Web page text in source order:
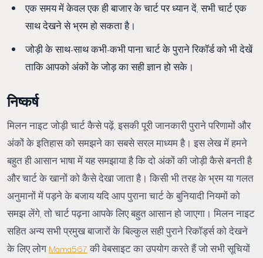
एक समय में केवल एक ही बाजार के चार्ट पर ध्यान दें, सभी चार्ट एक
साथ देखने से भ्रम हो सकता है।
जोड़ी के साथ-साथ कभी-कभी पाना चार्ट के पुराने रिकॉर्ड को भी देखें
ताकि आपको अंकों के जोड़ का सही ज्ञान हो सके।
निष्कर्ष
मिलन नाइट जोड़ी चार्ट कैसे पढ़ें, इसकी पूरी जानकारी पुराने परिणामों और
अंकों के इतिहास को समझने का सबसे सरल माध्यम है। इस लेख में हमने
बहुत ही आसान भाषा में यह समझाया है कि दो अंकों की जोड़ी कैसे बनती है
और चार्ट के खानों को कैसे देखा जाता है। किसी भी तरह के भ्रम या गलत
अनुमानों में पड़ने के बजाय यदि आप पुराना चार्ट के बुनियादी नियमों को
समझ लेंगे, तो चार्ट पढ़ना आपके लिए बहुत आसान हो जाएगा। मिलन नाइट
सहित अन्य सभी प्रमुख बाजारों के बिल्कुल सही पुराने रिकॉर्ड्स को देखने
के लिए लोग Mama567की वेबसाइट का उपयोग करते हैं जो सभी सूचियों